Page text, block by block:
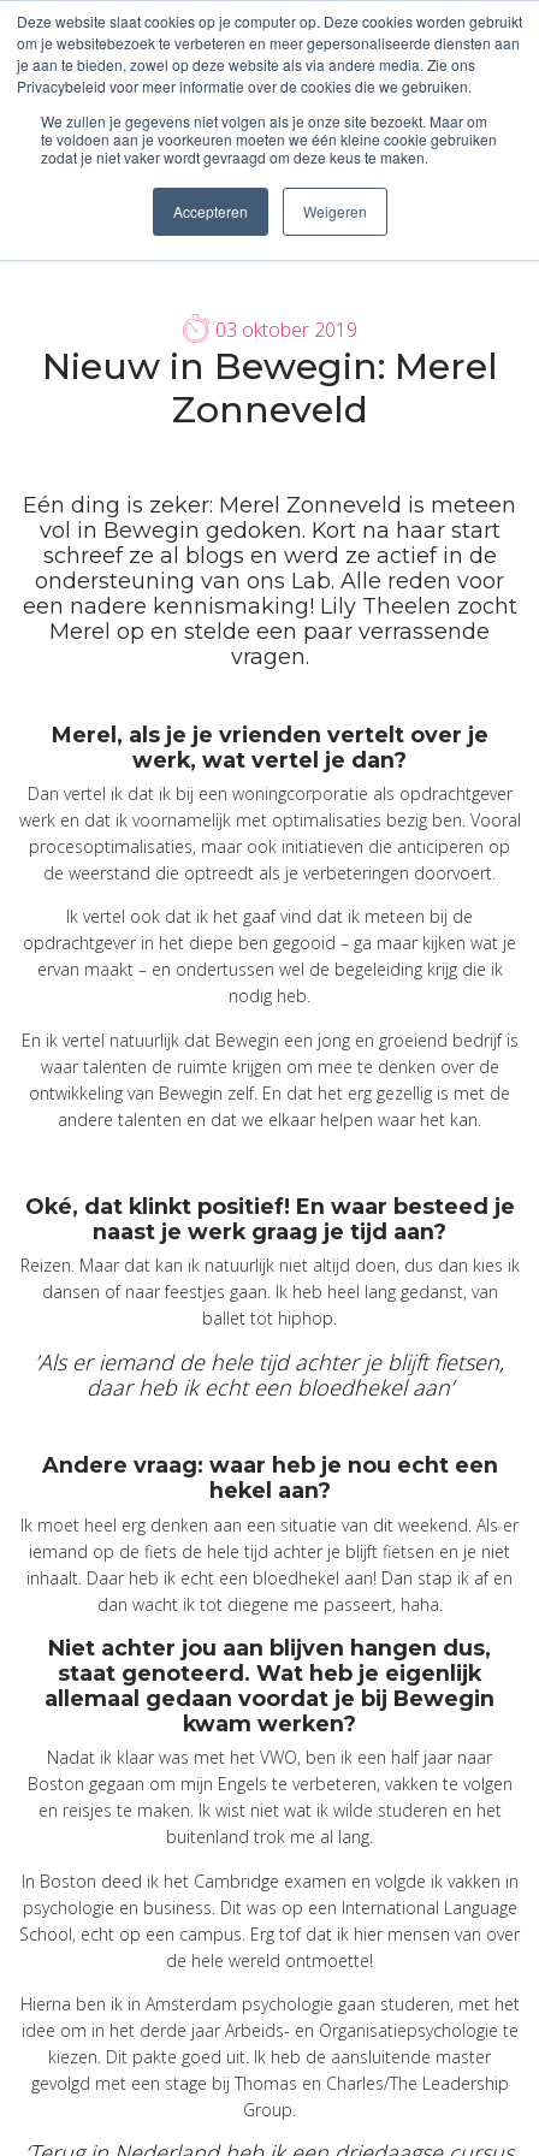
Deze website slaat cookies op je computer op. Deze cookies worden gebruikt
om je websitebezoek te verbeteren en meer gepersonaliseerde diensten aan
je aan te bieden, zowel op deze website als via andere media. Zie ons
Privacybeleid voor meer informatie over de cookies die we gebruiken.
We zullen je gegevens niet volgen als je onze site bezoekt. Maar om
te voldoen aan je voorkeuren moeten we één kleine cookie gebruiken
zodat je niet vaker wordt gevraagd om deze keus te maken.
Accepteren Weigeren
03 oktober 2019
Nieuw in Bewegin: Merel
Zonneveld
Eén ding is zeker: Merel Zonneveld is meteen
vol in Bewegin gedoken. Kort na haar start
schreef ze al blogs en werd ze actief in de
ondersteuning van ons Lab. Alle reden voor
een nadere kennismaking! Lily Theelen zocht
Merel op en stelde een paar verrassende
vragen.
Merel, als je je vrienden vertelt over je
werk, wat vertel je dan?
Dan vertel ik dat ik bij een woningcorporatie als opdrachtgever
werk en dat ik voornamelijk met optimalisaties bezig ben. Vooral
procesoptimalisaties, maar ook initiatieven die anticiperen op
de weerstand die optreedt als je verbeteringen doorvoert.
Ik vertel ook dat ik het gaaf vind dat ik meteen bij de
opdrachtgever in het diepe ben gegooid – ga maar kijken wat je
ervan maakt – en ondertussen wel de begeleiding krijg die ik
nodig heb.
En ik vertel natuurlijk dat Bewegin een jong en groeiend bedrijf is
waar talenten de ruimte krijgen om mee te denken over de
ontwikkeling van Bewegin zelf. En dat het erg gezellig is met de
andere talenten en dat we elkaar helpen waar het kan.
Oké, dat klinkt positief! En waar besteed je
naast je werk graag je tijd aan?
Reizen. Maar dat kan ik natuurlijk niet altijd doen, dus dan kies ik
dansen of naar feestjes gaan. Ik heb heel lang gedanst, van
ballet tot hiphop.
’Als er iemand de hele tijd achter je blijft fietsen,
daar heb ik echt een bloedhekel aan’
Andere vraag: waar heb je nou echt een
hekel aan?
Ik moet heel erg denken aan een situatie van dit weekend. Als er
iemand op de fiets de hele tijd achter je blijft fietsen en je niet
inhaalt. Daar heb ik echt een bloedhekel aan! Dan stap ik af en
dan wacht ik tot diegene me passeert, haha.
Niet achter jou aan blijven hangen dus,
staat genoteerd. Wat heb je eigenlijk
allemaal gedaan voordat je bij Bewegin
kwam werken?
Nadat ik klaar was met het VWO, ben ik een half jaar naar
Boston gegaan om mijn Engels te verbeteren, vakken te volgen
en reisjes te maken. Ik wist niet wat ik wilde studeren en het
buitenland trok me al lang.
In Boston deed ik het Cambridge examen en volgde ik vakken in
psychologie en business. Dit was op een International Language
School, echt op een campus. Erg tof dat ik hier mensen van over
de hele wereld ontmoette!
Hierna ben ik in Amsterdam psychologie gaan studeren, met het
idee om in het derde jaar Arbeids- en Organisatiepsychologie te
kiezen. Dit pakte goed uit. Ik heb de aansluitende master
gevolgd met een stage bij Thomas en Charles/The Leadership
Group.